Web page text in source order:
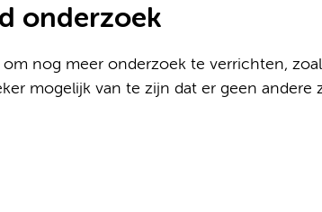
onderzoek
om nog meer onderzoek te verrichten,
mogelijk van te zijn dat er geen